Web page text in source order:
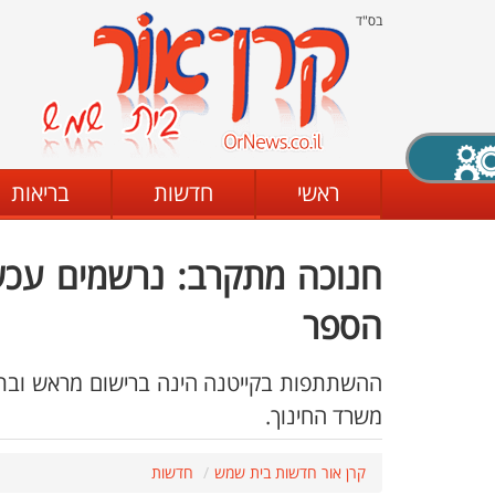
בס"ד
ראשי חדשות בריאות
חנוכה מתקרב: נרשמים
הספר
משרד החינוך.
קרן אור חדשות בית שמש חדשות
X סגירה
מצב שחור - לבן קביעת ניגודיות
הגדלת האתר